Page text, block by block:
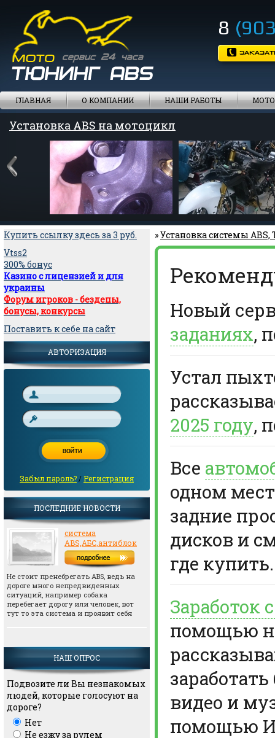
8
ГЛАВНАЯ О КОМПАНИИ НАШИ РАБОТЫ
Установка ABS на мотоцикл
Купить ссылку здесь за3 руб.
Vtss2
300% бонус
Казино с лицензией и для
украины
Форум игроков - бездепы,
бонусы, конкурсы
Поставить к себе на сайт
АВТОРИЗАЦИЯ
Забыл пароль? /Регистрация
ПОСЛЕДНИЕ НОВОСТИ
система
ABS,АБС,антиблок
Не стоит пренебрегать АВS, ведь на
дороге много непредвиденных
ситуаций, например собака
перебегает дорогу или человек, вот
тут то эта система и проявит себя
НАШ ОПРОС
Подвозите ли Вы незнакомых
людей, которые голосуют на
дороге?
Нет
Не езжу за рулем
»Установка системы
Новый
заданиях,
Устал
2025 году,
Все
одном
задние
дисков и
где купить.
помощью
видео и
помощью